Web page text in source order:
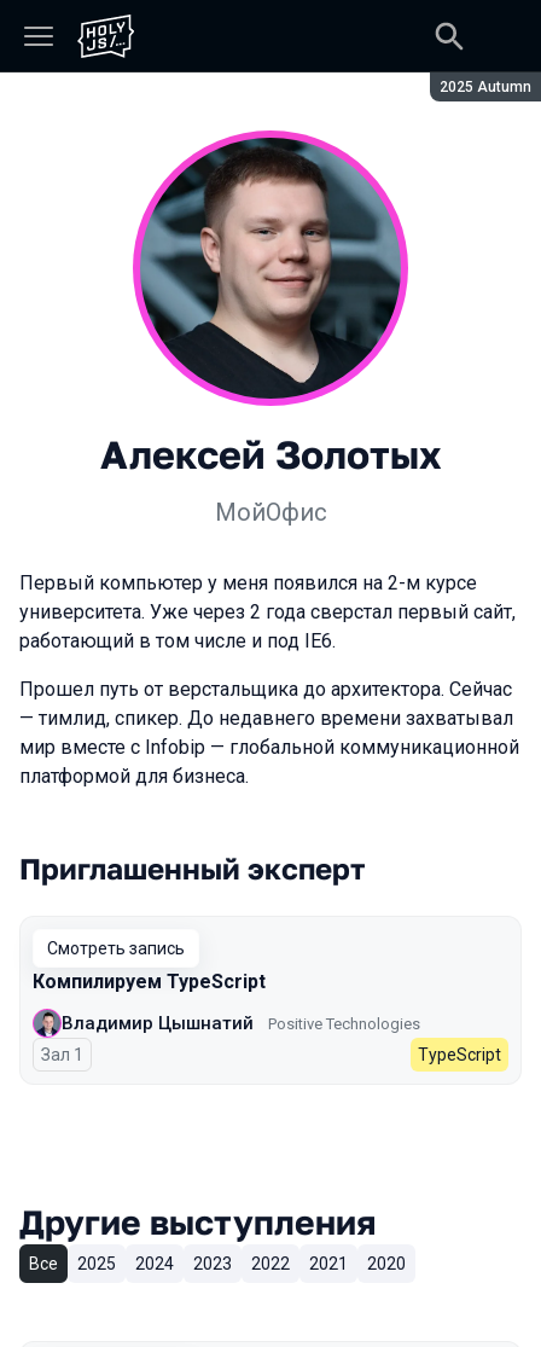
Сезон:
2025 Autumn
Алексей Золотых
МойОфис
Первый компьютер у меня появился на 2-м курсе
университета. Уже через 2 года сверстал первый сайт,
работающий в том числе и под IE6.
Прошел путь от верстальщика до архитектора. Сейчас
— тимлид, спикер. До недавнего времени захватывал
мир вместе с Infobip — глобальной коммуникационной
платформой для бизнеса.
Выступления в сезоне 2025 Autumn
Приглашенный эксперт
Смотреть запись
Компилируем TypeScript
Владимир Цышнатий Positive Technologies
Зал 1 TypeScript
Другие выступления
Все 2025 2024 2023 2022 2021 2020